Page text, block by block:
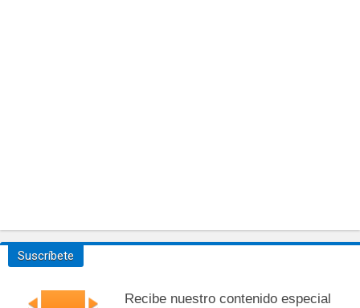
Suscríbete
Recibe nuestro contenido especial